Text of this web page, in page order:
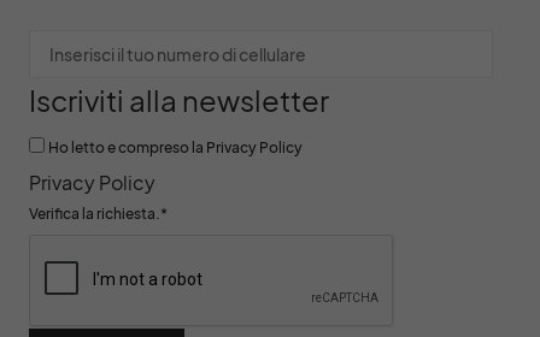
Iscriviti alla newsletter
Ho letto e compreso la Privacy Policy
Privacy Policy
Verifica la richiesta. *